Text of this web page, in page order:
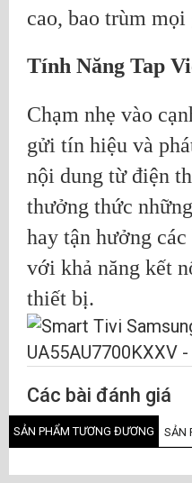
cao, bao trùm mọi
Tính Năng Tap
Chạm nhẹ vào
gửi tín hiệu và
nội dung từ điện
thưởng thức
hay tận hưởng
với khả năng kết
thiết bị.
Các bài đánh giá
SẢN PHẨM TƯƠNG ĐƯƠNG SẢN